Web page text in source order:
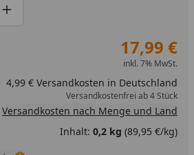
eins verringern
manuell eingeben
Produktmenge um eins erhöhen
17,99 €
inkl. 7% MwSt.
4,99 € Versandkosten in Deutschland
Versandkostenfrei ab 4 Stück
Versandkosten nach Menge und Land
Inhalt: 0,2 kg (89,95 €/kg)